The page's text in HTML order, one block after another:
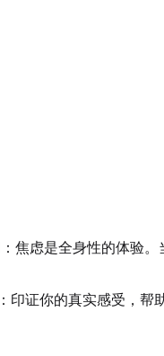
焦虑是全身性的体验
证你的真实感受，帮